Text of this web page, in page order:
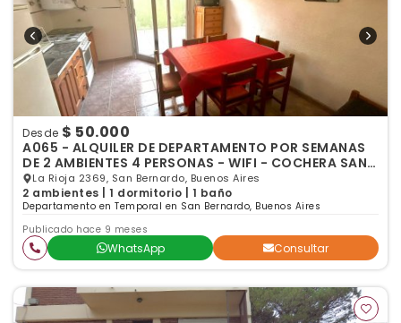
Desde $ 50.000
A065 - ALQUILER DE DEPARTAMENTO POR SEMANAS
DE 2 AMBIENTES 4 PERSONAS - WIFI - COCHERA SAN
BERNARDO
La Rioja 2369, San Bernardo, Buenos Aires
2 ambientes | 1 dormitorio | 1 baño
Departamento en Temporal en San Bernardo, Buenos Aires
Publicado hace 9 meses
WhatsApp Consultar